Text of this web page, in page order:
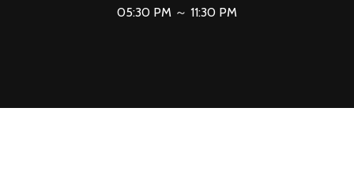
05:30 PM ～ 11:30 PM